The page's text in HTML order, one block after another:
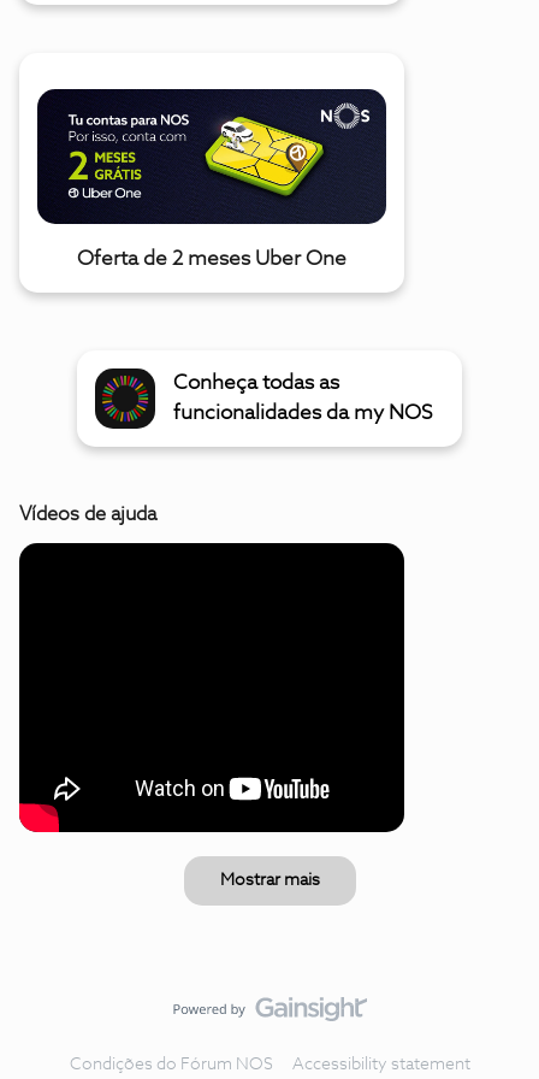
Oferta de 2 meses Uber One
Conheça todas as
funcionalidades da my NOS
Vídeos de ajuda
Mostrar mais
Condições do Fórum NOS Accessibility statement